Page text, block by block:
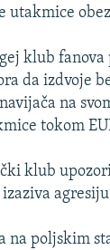
utakmice
klub
da izdvoje
na
tokom
klub
na poljskim